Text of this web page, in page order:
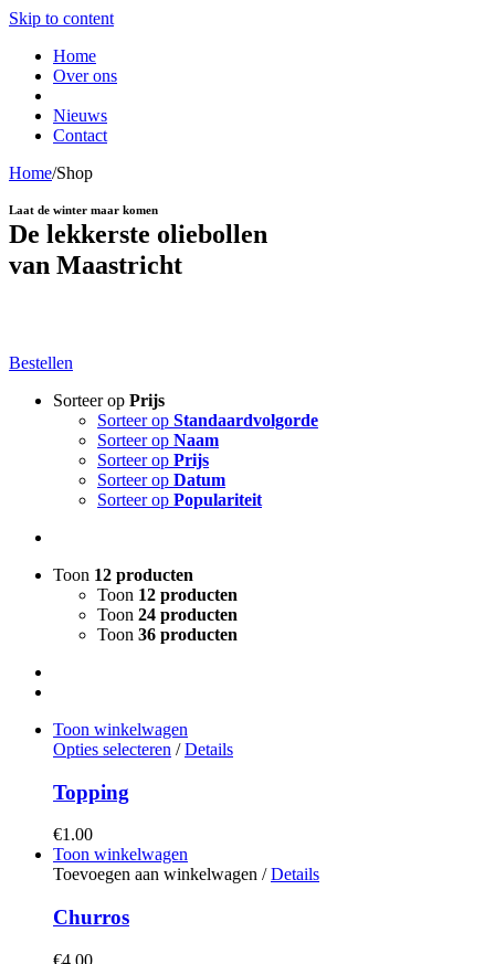
Skip to content
Home
Over ons
Nieuws
Contact
Home/Shop
Laat de winter maar komen
De lekkerste oliebollen
van Maastricht
Bestellen
Sorteer op Prijs
Sorteer op Standaardvolgorde
Sorteer op Naam
Sorteer op Prijs
Sorteer op Datum
Sorteer op Populariteit
Toon 12 producten
Toon 12 producten
Toon 24 producten
Toon 36 producten
Toon winkelwagen
Opties selecteren / Details
Topping
€1.00
Toon winkelwagen
Toevoegen aan winkelwagen / Details
Churros
€4.00